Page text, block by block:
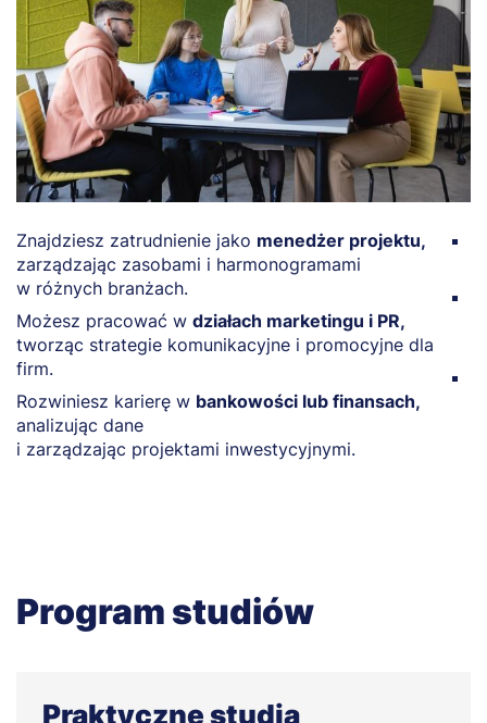
Znajdziesz zatrudnienie jako menedżer projektu,
zarządzając zasobami i harmonogramami
w różnych branżach.
Możesz pracować w działach marketingu i PR,
tworząc strategie komunikacyjne i promocyjne dla
firm.
Rozwiniesz karierę w bankowości lub finansach,
analizując dane
i zarządzając projektami inwestycyjnymi.
Program studiów
Praktyczne studia